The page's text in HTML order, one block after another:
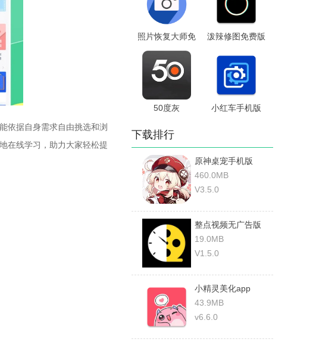
依据自身需求自由挑选和浏
在线学习，助力大家轻松提
照片恢复大师免
费版
泼辣修图免费版
50度灰 小红车手机版
下载排行
原神桌宠手机版
460.0MB
V3.5.0
整点视频无广告版
19.0MB
V1.5.0
小精灵美化app
43.9MB
v6.6.0